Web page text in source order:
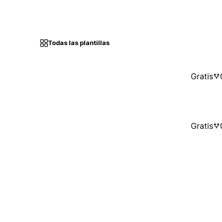
Todas las plantillas
Gratis
Gratis